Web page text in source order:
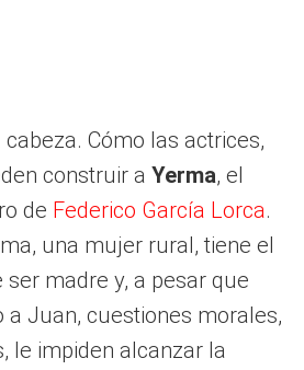
Cómo las actrices,
construir a Yerma, el
de Federico García Lorca.
una mujer rural, tiene el
madre y, a pesar que
a Juan, cuestiones morales,
le impiden alcanzar la